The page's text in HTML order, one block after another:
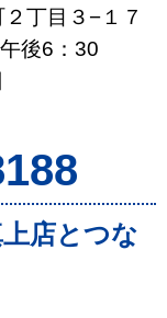
丁目３−１７
後6：30
店とつな